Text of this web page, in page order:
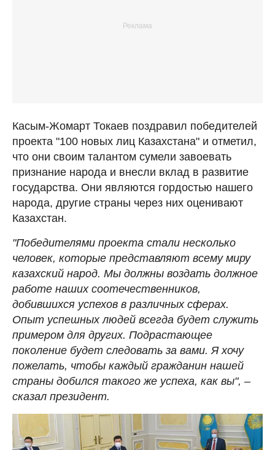
Касым-Жомарт Токаев поздравил победителей
проекта "100 новых лиц Казахстана" и отметил,
что они своим талантом сумели завоевать
признание народа и внесли вклад в развитие
государства. Они являются гордостью нашего
народа, другие страны через них оценивают
Казахстан.
"Победителями проекта стали несколько
человек, которые представляют всему миру
казахский народ. Мы должны воздать должное
работе наших соотечественников,
добившихся успехов в различных сферах.
Опыт успешных людей всегда будет служить
примером для других. Подрастающее
поколение будет следовать за вами. Я хочу
пожелать, чтобы каждый гражданин нашей
страны добился такого же успеха, как вы", –
сказал президент.